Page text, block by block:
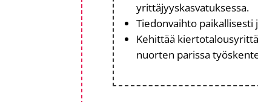
yrittäjyyskasvatuksessa.
Tiedonvaihto paikallisesti
Kehittää
nuorten parissa